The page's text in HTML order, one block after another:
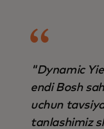
"Dynamic
endi Bosh
uchun
tanlashimiz